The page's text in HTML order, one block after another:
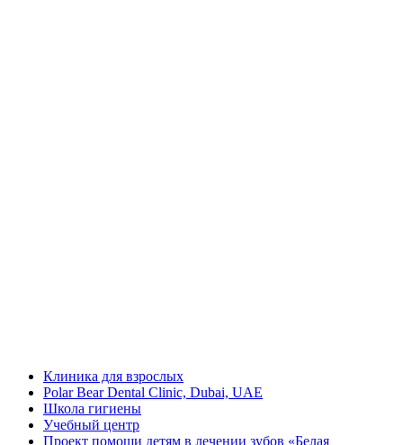
Клиника для взрослых
Polar Bear Dental Clinic, Dubai, UAE
Школа гигиены
Учебный центр
Проект помощи детям в лечении зубов «Белая